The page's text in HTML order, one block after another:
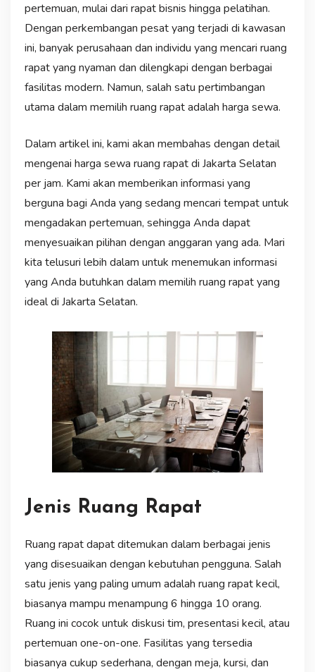
pertemuan, mulai dari rapat bisnis hingga pelatihan.
Dengan perkembangan pesat yang terjadi di kawasan
ini, banyak perusahaan dan individu yang mencari ruang
rapat yang nyaman dan dilengkapi dengan berbagai
fasilitas modern. Namun, salah satu pertimbangan
utama dalam memilih ruang rapat adalah harga sewa.
Dalam artikel ini, kami akan membahas dengan detail
mengenai harga sewa ruang rapat di Jakarta Selatan
per jam. Kami akan memberikan informasi yang
berguna bagi Anda yang sedang mencari tempat untuk
mengadakan pertemuan, sehingga Anda dapat
menyesuaikan pilihan dengan anggaran yang ada. Mari
kita telusuri lebih dalam untuk menemukan informasi
yang Anda butuhkan dalam memilih ruang rapat yang
ideal di Jakarta Selatan.
Jenis Ruang Rapat
Ruang rapat dapat ditemukan dalam berbagai jenis
yang disesuaikan dengan kebutuhan pengguna. Salah
satu jenis yang paling umum adalah ruang rapat kecil,
biasanya mampu menampung 6 hingga 10 orang.
Ruang ini cocok untuk diskusi tim, presentasi kecil, atau
pertemuan one-on-one. Fasilitas yang tersedia
biasanya cukup sederhana, dengan meja, kursi, dan